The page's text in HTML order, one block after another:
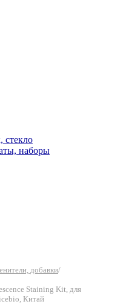
стекло
наборы
добавки/
Staining Kit, для
Китай